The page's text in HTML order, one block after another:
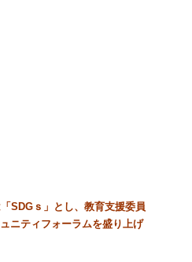
SDGｓ」とし、教育支援委員
ニティフォーラムを盛り上げ